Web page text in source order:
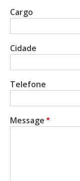
Cargo
Cidade
Telefone
Message